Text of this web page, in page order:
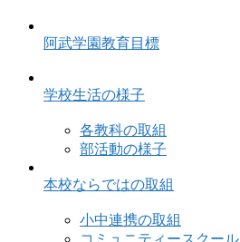
阿武学園教育目標
学校生活の様子
各教科の取組
部活動の様子
本校ならではの取組
小中連携の取組
コミュニティースクール